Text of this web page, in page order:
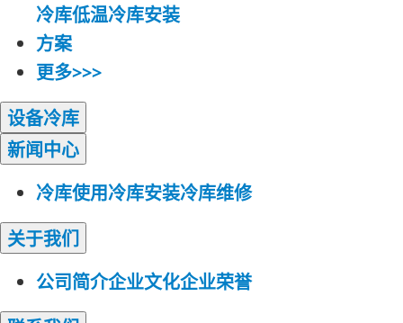
冷库低温冷库安装
方案
更多>>>
设备冷库
新闻中心
冷库使用冷库安装冷库维修
关于我们
公司简介企业文化企业荣誉